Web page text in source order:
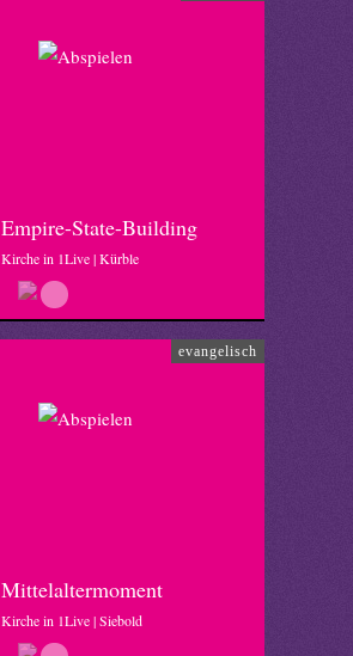
Empire-State-Building
Kirche in 1Live | Kürble
evangelisch
Mittelaltermoment
Kirche in 1Live | Siebold